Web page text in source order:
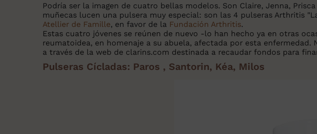
Podría ser la imagen de cuatro bellas modelos. Son Claire, Jenna,
muñecas lucen una pulsera muy especial: son las 4 pulseras Arthritis
Atellier de Famille, en favor de la Fundación Arthritis.
Estas cuatro jóvenes se reúnen de nuevo -lo han hecho ya en otras
reumatoidea, en homenaje a su abuela, afectada por esta
a través de la web de clarins.com destinada a recaudar fondos para
Pulseras Cícladas: Paros , Santorin, Kéa, Milos